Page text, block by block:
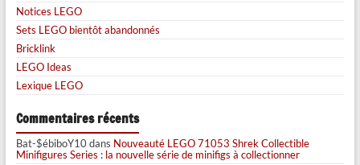
Notices LEGO
Sets LEGO bientôt abandonnés
Bricklink
LEGO Ideas
Lexique LEGO
Commentaires récents
Bat-$ébiboY10dans Nouveauté LEGO 71053 Shrek Collectible
Minifigures Series : la nouvelle série de minifigs à collectionner